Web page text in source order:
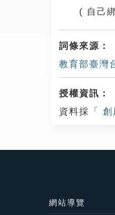
( 自己
詞條來源：
教育部臺灣
授權資訊：
資料採「
創
網站導覽